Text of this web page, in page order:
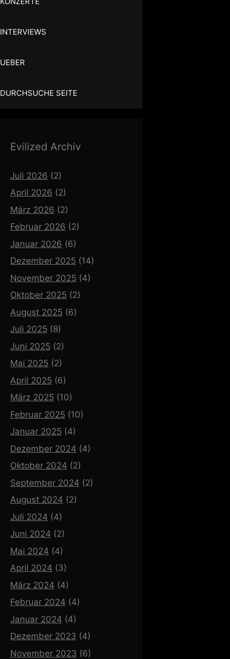
INTERVIEWS
UEBER
DURCHSUCHE SEITE
Evilized Archiv
Juli 2026 (2)
April 2026 (2)
März 2026 (2)
Februar 2026 (2)
Januar 2026 (6)
Dezember 2025 (14)
November 2025 (4)
Oktober 2025 (2)
August 2025 (6)
Juli 2025 (8)
Juni 2025 (2)
Mai 2025 (2)
April 2025 (6)
März 2025 (10)
Februar 2025 (10)
Januar 2025 (4)
Dezember 2024 (4)
Oktober 2024 (2)
September 2024 (2)
August 2024 (2)
Juli 2024 (4)
Juni 2024 (2)
Mai 2024 (4)
April 2024 (3)
März 2024 (4)
Februar 2024 (4)
Januar 2024 (4)
Dezember 2023 (4)
November 2023 (6)